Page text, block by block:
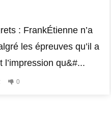
: FrankÉtienne n’a
les épreuves qu’il a
l’impression qu&#...
0